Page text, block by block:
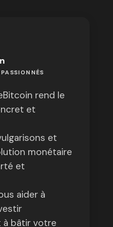
rend le
et
et
monétaire
et
aider à
à bâtir votre